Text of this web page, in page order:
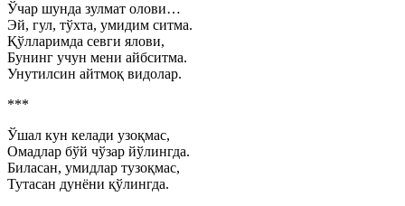
Ўчар шунда зулмат олови…
Эй, гул, тўхта, умидим ситма.
Қўлларимда севги ялови,
Бунинг учун мени айбситма.
Унутилсин айтмоқ видолар.
***
Ўшал кун келади узоқмас,
Омадлар бўй чўзар йўлингда.
Биласан, умидлар тузоқмас,
Тутасан дунёни қўлингда.